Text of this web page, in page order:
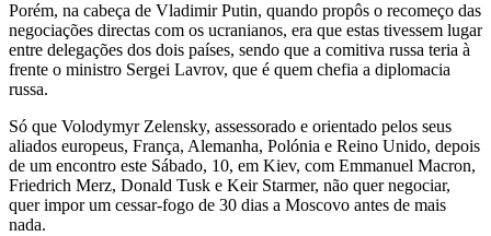
Porém, na cabeça de Vladimir Putin, quando propôs o recomeço das
negociações directas com os ucranianos, era que estas tivessem lugar
entre delegações dos dois países, sendo que a comitiva russa teria à
frente o ministro Sergei Lavrov, que é quem chefia a diplomacia
russa.
Só que Volodymyr Zelensky, assessorado e orientado pelos seus
aliados europeus, França, Alemanha, Polónia e Reino Unido, depois
de um encontro este Sábado, 10, em Kiev, com Emmanuel Macron,
Friedrich Merz, Donald Tusk e Keir Starmer, não quer negociar,
quer impor um cessar-fogo de 30 dias a Moscovo antes de mais
nada.